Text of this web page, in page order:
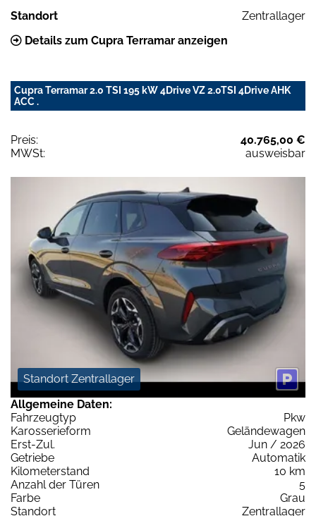
Standort
Zentrallager
Details zum Cupra Terramar anzeigen
Cupra Terramar 2.0 TSI 195 kW 4Drive VZ 2.0TSI 4Drive AHK
ACC .
Preis:
40.765,00 €
MWSt:
ausweisbar
Standort Zentrallager
Allgemeine Daten:
Fahrzeugtyp
Pkw
Karosserieform
Geländewagen
Erst-Zul.
Jun / 2026
Getriebe
Automatik
Kilometerstand
10 km
Anzahl der Türen
5
Farbe
Grau
Standort
Zentrallager